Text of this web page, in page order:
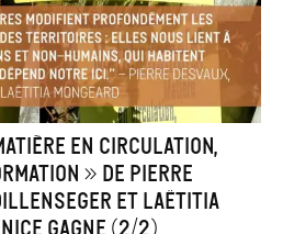
en circulation,
» de Pierre
et Laëtitia
Gagne (2/2)